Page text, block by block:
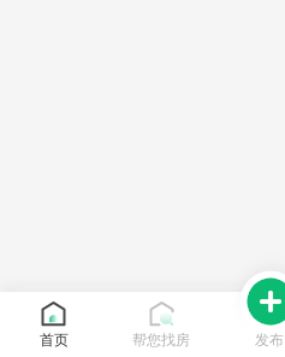
首页 帮您找房 发布